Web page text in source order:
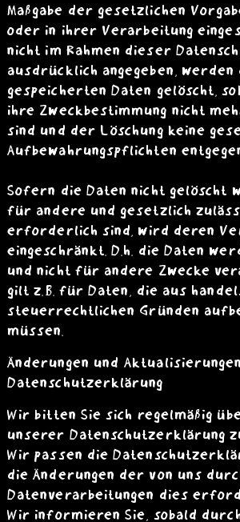
Maßgabe der gesetzlichen
oder in ihrer Verarbeitung
nicht im Rahmen dieser
ausdrücklich angegeben, werden
gespeicherten Daten gelöscht,
ihre Zweckbestimmung nicht
sind und der Löschung keine
Aufbewahrungspflichten
Sofern die Daten nicht gelöscht
für andere und gesetzlich
erforderlich sind, wird deren
eingeschränkt. D.h. die Daten
und nicht für andere Zwecke
gilt z.B. für Daten, die aus
steuerrechtlichen Gründen
müssen.
Änderungen und
Datenschutzerklärung
Wir bitten Sie sich regelmäßig
unserer Datenschutzerklärung
Wir passen die
die Änderungen der von uns
Datenverarbeitungen dies
Wir informieren Sie, sobald